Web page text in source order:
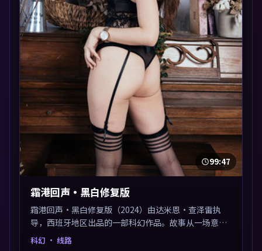
99:47
霜港回声·黑白修复版
霜港回声·黑白修复版（2024）由达米恩·查泽雷执
导，西班牙地区出品的一部科幻作品。故事从一场意外
切入，人物在道德与生存之间反复摇摆，叙事层层推
进，情绪克制而有力。主演阵容以生活化表演见长，对
科幻 · 线路